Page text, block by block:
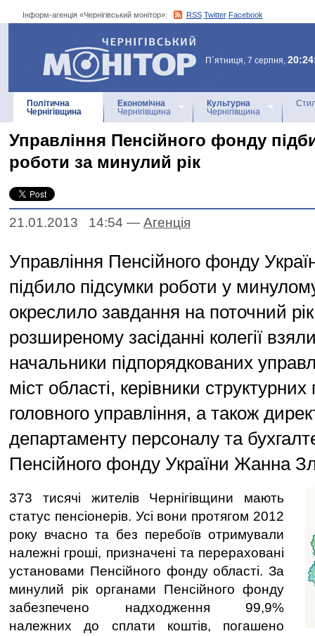
Інформ-агенція «Чернігівський монітор»: RSS Twitter Facebook
Інформ-агенція
«Чернігівський монітор»
П`ятниця, 7 серпня,
Політична
Чернігівщина
Економічна
Чернігівщина
Культурна
Чернігівщина
Управління Пенсійного фонду
роботи за минулий рік
21.01.2013 14:54 — Агенцiя
Управління Пенсійного фонду
підбило підсумки роботи у
окреслило завдання на поточний
розширеному засіданні колегії
начальники підпорядкованих
міст області, керівники структурних
головного управління, а також
департаменту персоналу та
Пенсійного фонду України Жанна
373 тисячі жителів Чернігівщини мають
статус пенсіонерів. Усі вони протягом 2012
року вчасно та без перебоїв отримували
належні гроші, призначені та перераховані
установами Пенсійного фонду області. За
минулий рік органами Пенсійного фонду
забезпечено надходження 99,9%
належних до сплати коштів, погашено